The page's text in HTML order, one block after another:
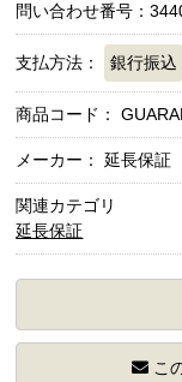
問い合わせ番号：
支払方法： 銀行振込
商品コード：
メーカー： 延長保証
関連カテゴリ
延長保証
こ